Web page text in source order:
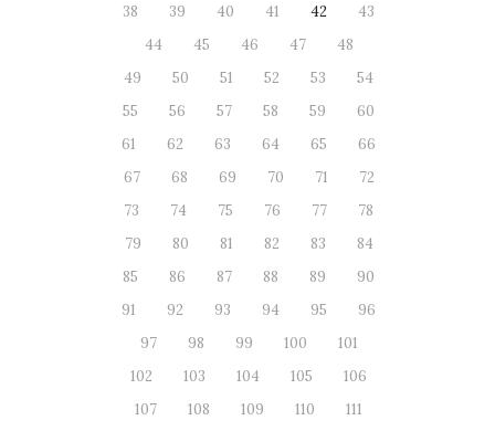
38
39 40 41 42
43
44
45 46 47
48
49
50 51 52 53
54
55
56 57 58 59
60
61
62 63 64 65
66
67
68 69 70 71
72
73
74 75 76 77
78
79
80 81 82 83
84
85
86 87 88 89
90
91
92 93 94 95
96
97
98 99 100
101
102
103 104 105
106
107
108 109 110
111